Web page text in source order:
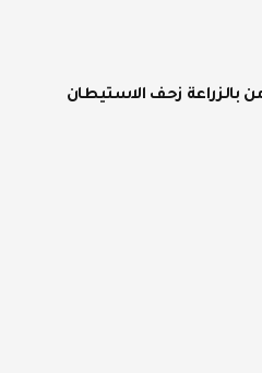
بالزراعة زحف الاستيطان